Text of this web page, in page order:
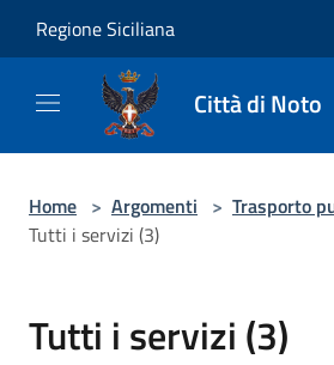
Regione Siciliana
Città di Noto
Home > Argomenti > Trasporto
Tutti i servizi (3)
Tutti i servizi (3)